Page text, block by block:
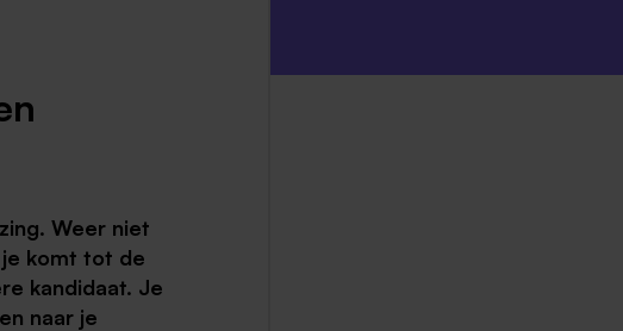
Weer niet
komt tot de
kandidaat. Je
naar je